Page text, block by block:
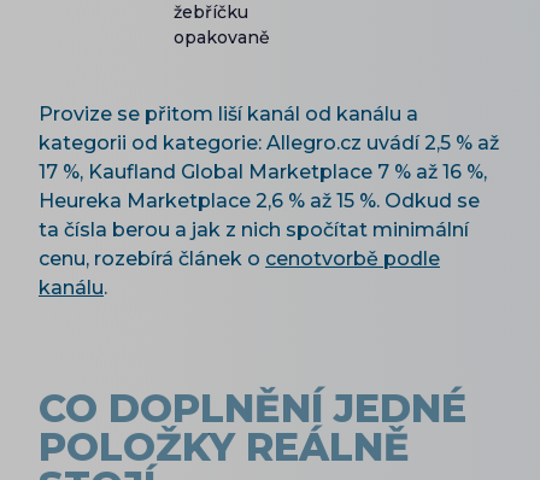
žebříčku
opakovaně
Provize se přitom liší kanál od kanálu a
kategorii od kategorie: Allegro.cz uvádí 2,5 % až
17 %, Kaufland Global Marketplace 7 % až 16 %,
Heureka Marketplace 2,6 % až 15 %. Odkud se
ta čísla berou a jak z nich spočítat minimální
cenu, rozebírá článek o cenotvorbě podle
kanálu.
CO DOPLNĚNÍ JEDNÉ
POLOŽKY REÁLNĚ